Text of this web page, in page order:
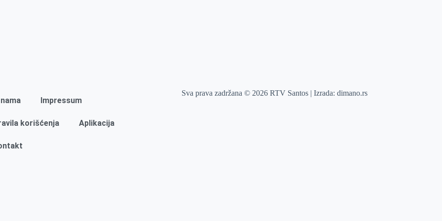
Impressum
korišćenja Aplikacija
Sva prava zadržana © 2026 RTV Santos | Izrada:dimano.rs